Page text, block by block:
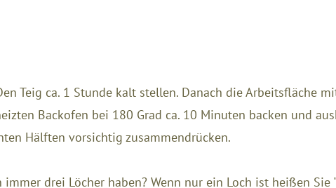
Teig ca. 1 Stunde kalt stellen. Danach die Arbeitsfläche
Backofen bei 180 Grad ca. 10 Minuten backen und
Hälften vorsichtig zusammendrücken.
drei Löcher haben? Wenn nur ein Loch ist heißen Sie